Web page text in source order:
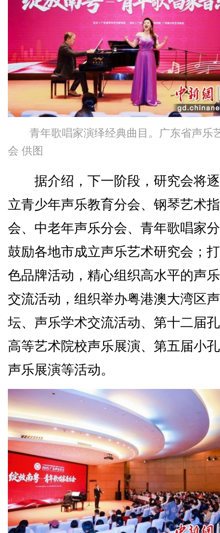
青年歌唱家演绎经典曲目。广东省声乐
会 供图
据介绍，下一阶段，研究会将
立青少年声乐教育分会、钢琴艺术
会、中老年声乐分会、青年歌唱家
鼓励各地市成立声乐艺术研究会；
色品牌活动，精心组织高水平的声
交流活动，组织举办粤港澳大湾区
坛、声乐学术交流活动、第十二届
高等艺术院校声乐展演、第五届小
声乐展演等活动。